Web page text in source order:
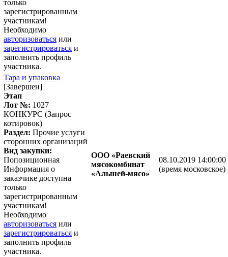
только
зарегистрированным
участникам!
Необходимо
авторизоваться или
зарегистрироваться и
заполнить профиль
участника.
Тара и упаковка
[Завершен]
Этап
Лот №: 1027
КОНКУРС (Запрос
котировок)
Раздел: Прочие услуги
сторонних организаций
Вид закупки:
Попозиционная
Информация о
заказчике доступна
только
зарегистрированным
участникам!
Необходимо
авторизоваться или
зарегистрироваться и
заполнить профиль
участника.
ООО «Раевский
мясокомбинат
«Альшей-мясо»
08.10.2019 14:00:00
(время московское)